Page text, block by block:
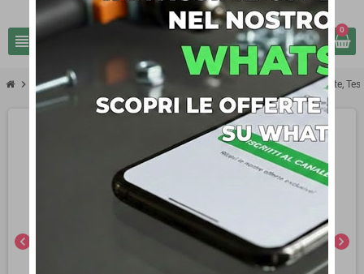
view_headline search
0
chevron_right Stufa A Legna 'Gemma Liberty' Rivestimento Esterno In Maiolica. Porte,
chevron_left chevron_right